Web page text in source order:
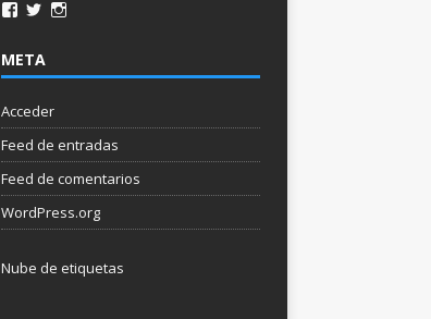
META
Acceder
Feed de entradas
Feed de comentarios
WordPress.org
Nube de etiquetas